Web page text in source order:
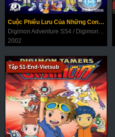
Cuộc Phiêu Lưu Của Những Con Thú Digimon (Phần 4)
Digimon Adventure SS4 / Digimon Frontier
2002
Tập 51-End-Vietsub